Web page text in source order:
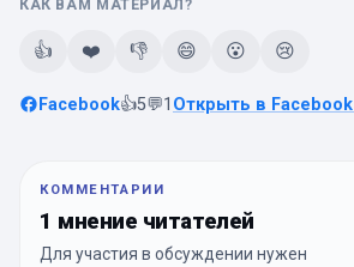
КАК ВАМ МАТЕРИАЛ?
👍 ❤️ 👎 😄 😮 😢
Facebook👍5💬1 Открыть в Facebook
КОММЕНТАРИИ
1 мнение читателей
Для участия в обсуждении нужен